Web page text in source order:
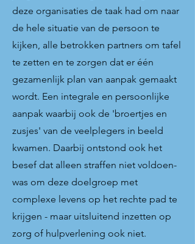
deze organisaties de taak had om naar
de hele situatie van de persoon te
kijken, alle betrokken partners om tafel
te zetten en te zorgen dat er één
gezamenlijk plan van aanpak gemaakt
wordt. Een integrale en persoonlijke
aanpak waarbij ook de 'broertjes en
zusjes' van de veelplegers in beeld
kwamen. Daarbij ontstond ook het
besef dat alleen straffen niet voldoen-
was om deze doelgroep met
complexe levens op het rechte pad te
krijgen - maar uitsluitend inzetten op
zorg of hulpverlening ook niet.